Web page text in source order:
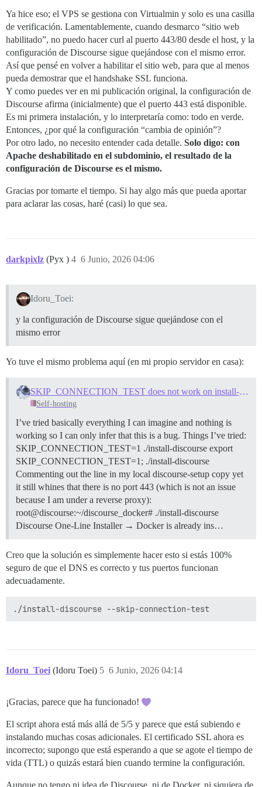
⚠ La conexión a http://metabolism.logophilia.eu
Esto sugiere que metabolism.logophilia.eu se
en la que estás instalando Discourse.
Lo primero que debes hacer es confirmar que
Por lo general, esto se hace en el mismo lugar
Si estás seguro de que la dirección IP se resuelve
Una búsqueda web sobre "abrir puertos TU SERVICIO
Esta herramienta está diseñada solo para las
el problema anterior, tendrás que editar
    ./launcher rebuild app
✗ La verificación de DNS falló para
[root@logophilia discourse]# dig
;; ->>HEADER<<- opcode: QUERY, status: NOERROR, id:
;; SECCIÓN PSEUDO OPT:
; EDNS: versión: 0, flags:; udp: 512
;metabolism.logophilia.eu.      IN      A
;; SERVIDOR: 213.136.95.10#53(213.136.95.10) (UDP)
;; CUANDO: Sáb Jun 06 04:52:23 CEST 2026
;; TAMAÑO DEL MENSAJE rcvd: 69
[root@logophilia discourse]# curl -v https://
* Host metabolism.logophilia.eu:443 resuelto.
* IPv6: (ninguno)
* IPv4: 75.119.134.68
*   Intentando conectar a 75.119.134.68:443...
* ALPN: curl ofrece h2,http/1.1
* TLSv1.3 (SALIDA), saludo TLS, Cliente hello (1):
*  CAfile: /etc/pki/tls/certs/ca-bundle.crt
*  CApath: ninguno
* TLSv1.3 (ENTRADA), saludo TLS, Servidor hello (2):
* TLSv1.3 (ENTRADA), cambio de cifrado TLS,
* TLSv1.3 (ENTRADA), saludo TLS, Certificado (11):
* TLSv1.3 (ENTRADA), saludo TLS, Verificación de
* TLSv1.3 (ENTRADA), saludo TLS, Finalizado (20):
* TLSv1.3 (SALIDA), cambio de cifrado TLS,
* Conexión SSL usando TLSv1.3 /
* ALPN: el servidor aceptó http/1.1
*  subjectAltName: el host
*   Nivel del certificado 0: Tipo de clave pública
*   Nivel del certificado 2: Tipo de clave pública
*   Nivel del certificado 3: Tipo de clave pública
* Conectado a metabolism.logophilia.eu
* usando HTTP/1.x
> GET / HTTP/1.1
Ya hice eso; el VPS se gestiona con Virtualmin y solo es una casilla
de verificación. Lamentablemente, cuando desmarco “sitio web
habilitado”, no puedo hacer curl al puerto 443/80 desde el host, y la
configuración de Discourse sigue quejándose con el mismo error.
Así que pensé en volver a habilitar el sitio web, para que al menos
pueda demostrar que el handshake SSL funciona.
Y como puedes ver en mi publicación original, la configuración de
Discourse afirma (inicialmente) que el puerto 443 está disponible.
Es mi primera instalación, y lo interpretaría como: todo en verde.
Entonces, ¿por qué la configuración “cambia de opinión”?
Por otro lado, no necesito entender cada detalle. Solo digo: con
Apache deshabilitado en el subdominio, el resultado de la
configuración de Discourse es el mismo.
Gracias por tomarte el tiempo. Si hay algo más que pueda aportar
para aclarar las cosas, haré (casi) lo que sea.
darkpixlz (Pyx ) 6 Junio, 2026 04:06
4
Idoru_Toei:
y la configuración de Discourse sigue quejándose con el
mismo error
Yo tuve el mismo problema aquí (en mi propio servidor en casa):
SKIP_CONNECTION_TEST does not work on install-discourse script
Self-hosting
I’ve tried basically everything I can imagine and nothing is
working so I can only infer that this is a bug. Things I’ve tried:
SKIP_CONNECTION_TEST=1 ./install-discourse export
SKIP_CONNECTION_TEST=1; ./install-discourse
Commenting out the line in my local discourse-setup copy yet
it still whines that there is no port 443 (which is not an issue
because I am under a reverse proxy):
root@discourse:~/discourse_docker# ./install-discourse
Discourse One-Line Installer → Docker is already ins…
Creo que la solución es simplemente hacer esto si estás 100%
seguro de que el DNS es correcto y tus puertos funcionan
adecuadamente.
Idoru_Toei (Idoru Toei) 6 Junio, 2026 04:14
5
¡Gracias, parece que ha funcionado!
El script ahora está más allá de 5/5 y parece que está subiendo e
instalando muchas cosas adicionales. El certificado SSL ahora es
incorrecto; supongo que está esperando a que se agote el tiempo de
vida (TTL) o quizás estará bien cuando termine la configuración.
Aunque no tengo ni idea de Discourse, ni de Docker, ni siquiera de